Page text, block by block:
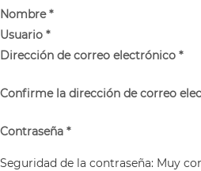
Nombre*
Usuario *
Dirección de correo electrónico *
Confirme la dirección de correo
Contraseña *
Seguridad de la contraseña: Muy